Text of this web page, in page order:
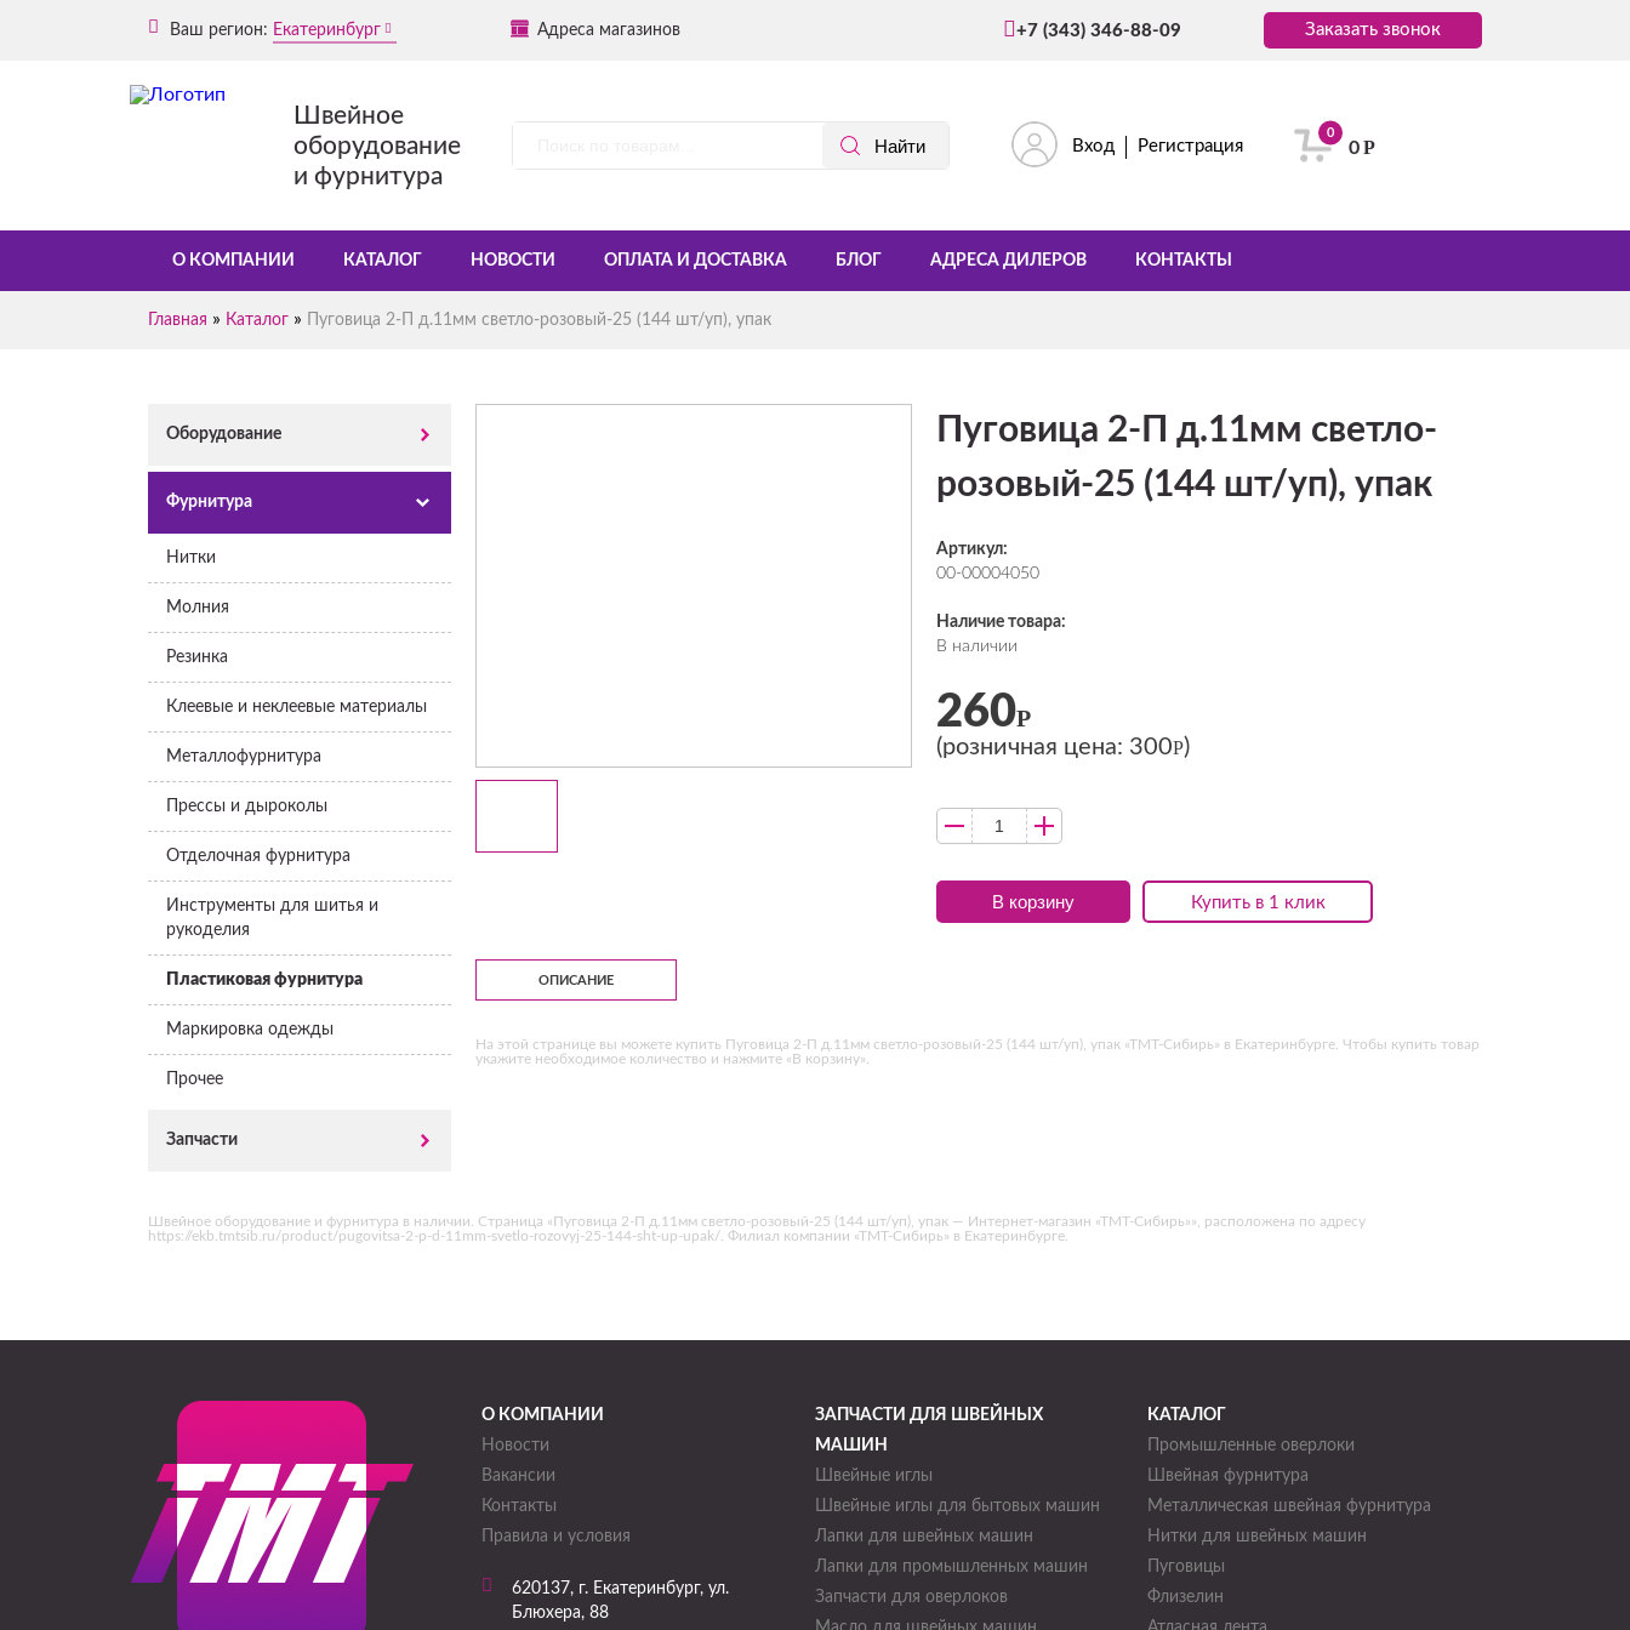
Ваш регион: Екатеринбург Адреса магазинов +7 (343) 346-88-09 Заказать звонок
Швейное
оборудование
и фурнитура
Вход Регистрация
0
0Р
О КОМПАНИИ КАТАЛОГ НОВОСТИ ОПЛАТА И ДОСТАВКА БЛОГ АДРЕСА ДИЛЕРОВ КОНТАКТЫ
Главная » Каталог » Пуговица 2-П д.11мм светло-розовый-25 (144 шт/уп), упак
Оборудование
Фурнитура
Нитки
Молния
Резинка
Клеевые и неклеевые материалы
Металлофурнитура
Прессы и дыроколы
Отделочная фурнитура
Инструменты для шитья и
рукоделия
Пластиковая фурнитура
Маркировка одежды
Прочее
Запчасти
Пуговица 2-П д.11мм светло-
розовый-25 (144 шт/уп), упак
Артикул:
00-00004050
Наличие товара:
В наличии
Купить в 1 клик
260Р
(розничная цена: 300Р)
В корзину
ОПИСАНИЕ
На этой странице вы можете купить Пуговица 2-П д.11мм светло-розовый-25 (144 шт/уп), упак «ТМТ-Сибирь» в Екатеринбурге. Чтобы купить товар
укажите необходимое количество и нажмите «В корзину».
Швейное оборудование и фурнитура в наличии. Страница «Пуговица 2-П д.11мм светло-розовый-25 (144 шт/уп), упак — Интернет-магазин «ТМТ-Сибирь»», расположена по адресу
https://ekb.tmtsib.ru/product/pugovitsa-2-p-d-11mm-svetlo-rozovyj-25-144-sht-up-upak/. Филиал компании «ТМТ-Сибирь» в Екатеринбурге.
О КОМПАНИИ
Новости
Вакансии
Контакты
Правила и условия
620137, г. Екатеринбург, ул.
Блюхера, 88
ЗАПЧАСТИ ДЛЯ ШВЕЙНЫХ
МАШИН
Швейные иглы
Швейные иглы для бытовых машин
Лапки для швейных машин
Лапки для промышленных машин
Запчасти для оверлоков
КАТАЛОГ
Промышленные оверлоки
Швейная фурнитура
Металлическая швейная фурнитура
Нитки для швейных машин
Пуговицы
Флизелин